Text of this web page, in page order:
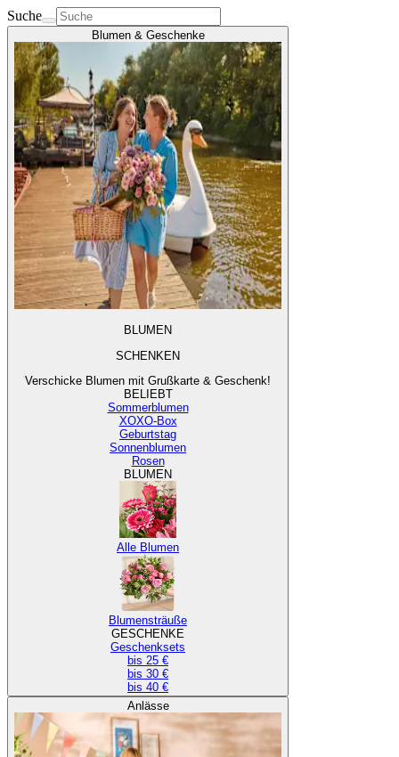
Suche
Blumen & Geschenke
BLUMEN
SCHENKEN
Verschicke Blumen mit Grußkarte & Geschenk!
BELIEBT
Sommerblumen
XOXO-Box
Geburtstag
Sonnenblumen
Rosen
BLUMEN
Alle Blumen
Blumensträuße
GESCHENKE
Geschenksets
bis 25 €
bis 30 €
bis 40 €
Anlässe